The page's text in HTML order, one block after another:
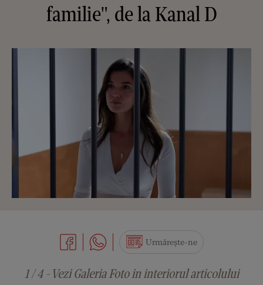
familie", de la Kanal D
Urmărește-ne
1 / 4 - Vezi Galeria Foto in interiorul articolului